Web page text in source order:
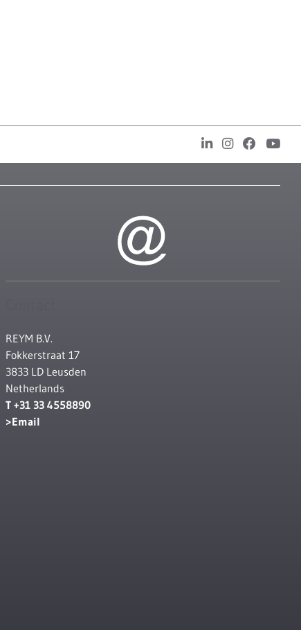
REYM B.V.
Fokkerstraat 17
3833 LD Leusden
Netherlands
T +31 33 4558890
Email